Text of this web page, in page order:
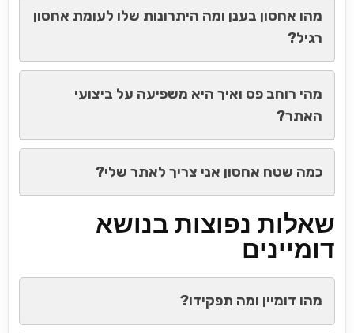
מהו אחסון בענן ומה היתרונות שלו לעומת אחסון
רגיל?
מהי רוחב פס ואיך היא משפיעה על ביצועי
האתר?
כמה שטח אחסון אני צריך לאתר שלי?
שאלות נפוצות בנושא
דומיינים
מהו דומיין ומה תפקידו?